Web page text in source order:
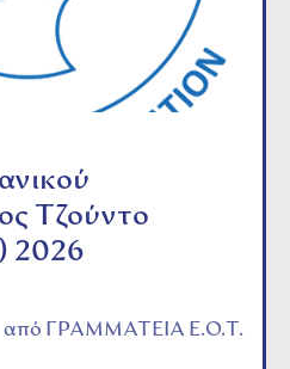
Τζούντο
2026
από ΓΡΑΜΜΑΤΕΙΑ Ε.Ο.Τ.